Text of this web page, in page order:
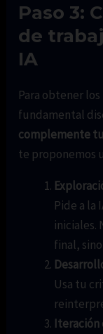
Paso 3:
de
IA
Para obtener
fundamental
complemente
te proponemos
Pide a la
iniciales.
final,
Usa tu